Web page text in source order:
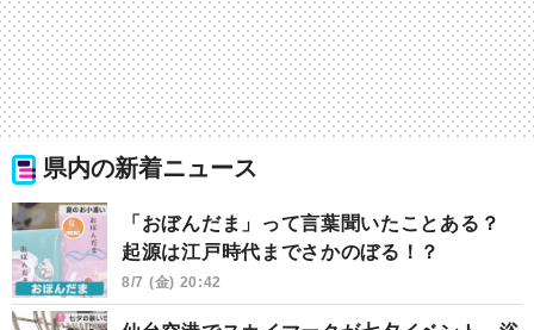
県内の新着ニュース
「おぼんだま」って言葉聞いたことある？
起源は江戸時代までさかのぼる！？
8/7 (金) 20:42